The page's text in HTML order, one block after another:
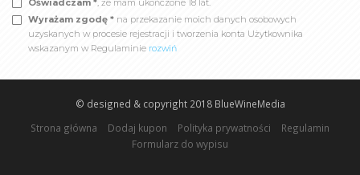
Oświadczam *, że mam ukończone 18 lat.
Wyrażam zgodę * na przekazanie moich danych osobowych
uzyskanych w procesie rejestracji i tworzenia konta Użytkownika
wskazanym w Regulaminie rozwiń
© designed & copyright 2018 BlueWineMedia
Strona główna
Dodaj kupon Polityka prywatności
Regulamin
Formularz do wypisu